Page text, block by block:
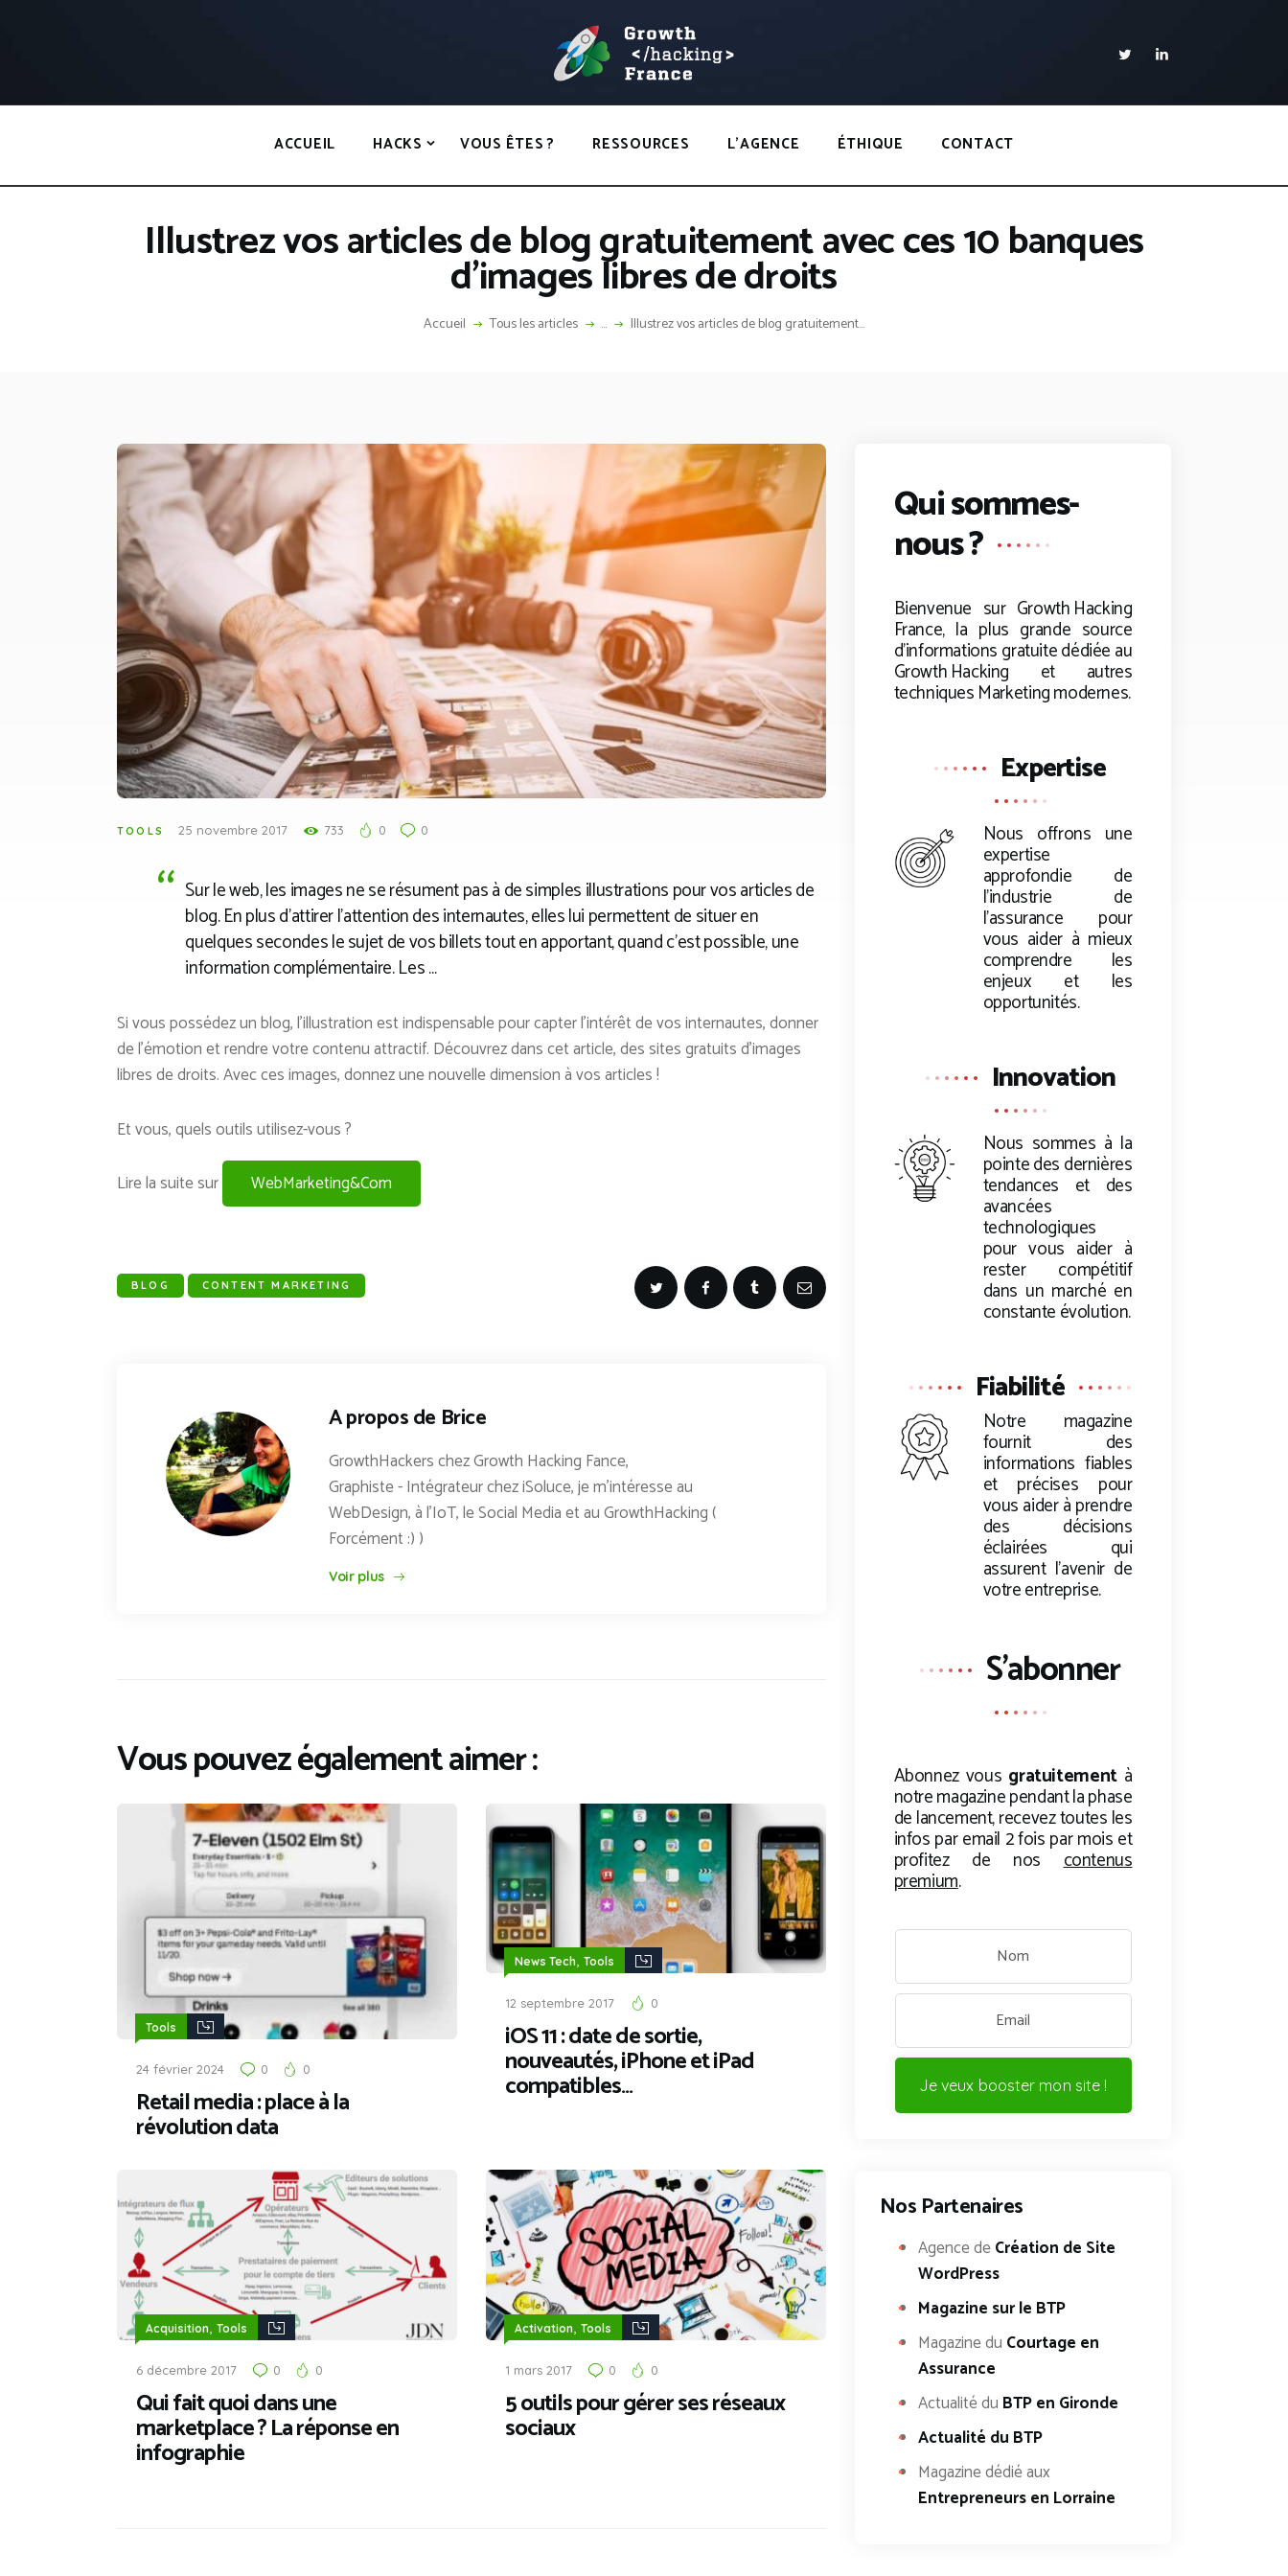
ACCUEIL HACKS VOUS ÊTES ? RESSOURCES L’AGENCE ÉTHIQUE CONTACT
Illustrez vos articles de blog gratuitement avec ces 10 banques
d’images libres de droits
Accueil Tous les articles ... Illustrez vos articles de blog gratuitement...
GROWTH HACKING FRANCE
VOUS ÊTES ?
RESSOURCES
CONTACT
TOOLS 25 novembre 2017 733 0 0
Sur le web, les images ne se résument pas à de simples illustrations pour vos articles de
blog. En plus d’attirer l’attention des internautes, elles lui permettent de situer en
quelques secondes le sujet de vos billets tout en apportant, quand c’est possible, une
information complémentaire. Les …
Si vous possédez un blog, l’illustration est indispensable pour capter l’intérêt de vos internautes, donner
de l’émotion et rendre votre contenu attractif. Découvrez dans cet article, des sites gratuits d’images
libres de droits. Avec ces images, donnez une nouvelle dimension à vos articles !
Et vous, quels outils utilisez-vous ?
Lire la suite sur WebMarketing&Com
BLOG CONTENT MARKETING
A propos de Brice
GrowthHackers chez Growth Hacking Fance,
Graphiste - Intégrateur chez iSoluce, je m'intéresse au
WebDesign, à l'IoT, le Social Media et au GrowthHacking (
Forcément :) )
Voir plus
Vous pouvez également aimer :
Tools
24 février 2024 0 0
Retail media : place à la
révolution data
News Tech Tools
12 septembre 2017 0
iOS 11 : date de sortie,
nouveautés, iPhone et iPad
compatibles…
Acquisition Tools
6 décembre 2017 0 0
Qui fait quoi dans une
marketplace ? La réponse en
infographie
Activation Tools
1 mars 2017 0 0
5 outils pour gérer ses réseaux
sociaux
Qui sommes-
nous ?
Bienvenue sur Growth Hacking
France, la plus grande source
d’informations gratuite dédiée au
Growth Hacking et autres
techniques Marketing modernes.
Expertise
Nous offrons une
expertise
approfondie de
l’industrie de
l’assurance pour
vous aider à mieux
comprendre les
enjeux et les
opportunités.
Innovation
Nous sommes à la
pointe des dernières
tendances et des
avancées
technologiques
pour vous aider à
rester compétitif
dans un marché en
constante évolution.
Fiabilité
Notre magazine
fournit des
informations fiables
et précises pour
vous aider à prendre
des décisions
éclairées qui
assurent l’avenir de
votre entreprise.
S'abonner
Abonnez vous gratuitementà
notre magazine pendant la phase
de lancement, recevez toutes les
infos par email 2 fois par mois et
profitez de noscontenus
premium.
Je veux booster mon site !
Nos Partenaires
Agence deCréation de Site
WordPress
Magazine sur le BTP
Magazine du Courtage en
Assurance
Actualité du BTP en Gironde
Actualité du BTP
Magazine dédié aux
Entrepreneurs en Lorraine